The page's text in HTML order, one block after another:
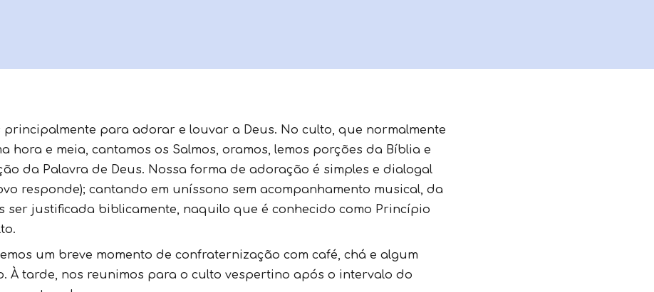
principalmente para adorar e louvar a Deus. No culto, que normalmente
hora e meia, cantamos os Salmos, oramos, lemos porções da Bíblia e
da Palavra de Deus. Nossa forma de adoração é simples e dialogal
responde); cantando em uníssono sem acompanhamento musical, da
ser justificada biblicamente, naquilo que é conhecido como Princípio
um breve momento de confraternização com café, chá e algum
À tarde, nos reunimos para o culto vespertino após o intervalo do